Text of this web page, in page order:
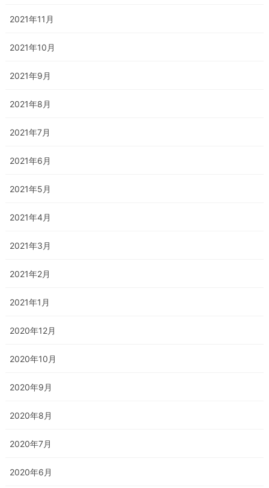
2021年11月
2021年10月
2021年9月
2021年8月
2021年7月
2021年6月
2021年5月
2021年4月
2021年3月
2021年2月
2021年1月
2020年12月
2020年10月
2020年9月
2020年8月
2020年7月
2020年6月